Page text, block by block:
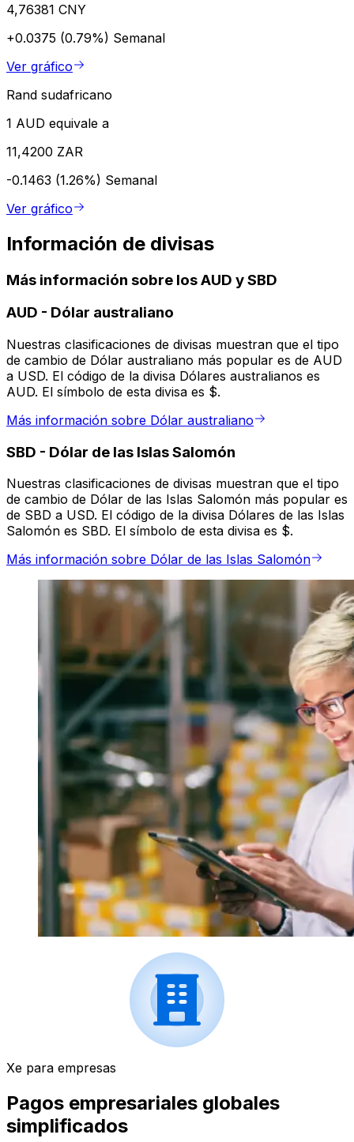
4,76381 CNY
+0.0375 (0.79%) Semanal
Ver gráfico
Rand sudafricano
1 AUD equivale a
11,4200 ZAR
-0.1463 (1.26%) Semanal
Ver gráfico
Información de divisas
Más información sobre los AUD y SBD
AUD - Dólar australiano
Nuestras clasificaciones de divisas muestran que el tipo
de cambio de Dólar australiano más popular es de AUD
a USD. El código de la divisa Dólares australianos es
AUD. El símbolo de esta divisa es $.
Más información sobre Dólar australiano
SBD - Dólar de las Islas Salomón
Nuestras clasificaciones de divisas muestran que el tipo
de cambio de Dólar de las Islas Salomón más popular es
de SBD a USD. El código de la divisa Dólares de las Islas
Salomón es SBD. El símbolo de esta divisa es $.
Más información sobre Dólar de las Islas Salomón
Xe para empresas
Pagos empresariales globales
simplificados